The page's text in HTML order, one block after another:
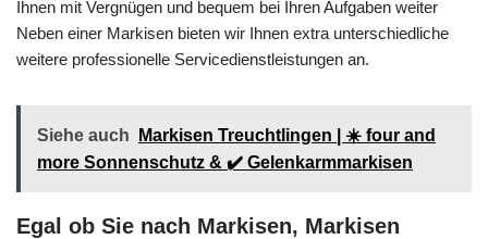
Ihnen mit Vergnügen und bequem bei Ihren Aufgaben weiter
Neben einer Markisen bieten wir Ihnen extra unterschiedliche
weitere professionelle Servicedienstleistungen an.
Siehe auch
Markisen Treuchtlingen | ☀️ four and
more Sonnenschutz & ✔️ Gelenkarmmarkisen
Egal ob Sie nach Markisen, Markisen